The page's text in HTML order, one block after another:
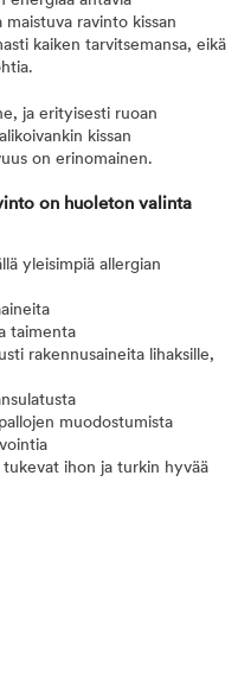
ravinto kissan
kaiken tarvitsemansa, eikä
ja erityisesti ruoan
kissan
on erinomainen.
on huoleton valinta
yleisimpiä allergian
taimenta
rakennusaineita lihaksille,
muodostumista
tukevat ihon ja turkin hyvää